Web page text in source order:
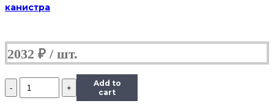
канистра
2032 ₽
Количество
Тонер
Add to
cart